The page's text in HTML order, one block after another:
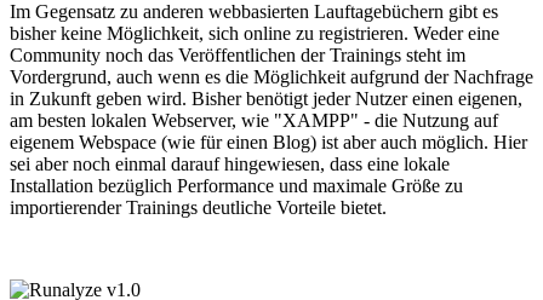
Im Gegensatz zu anderen webbasierten Lauftagebüchern gibt es
bisher keine Möglichkeit, sich online zu registrieren. Weder eine
Community noch das Veröffentlichen der Trainings steht im
Vordergrund, auch wenn es die Möglichkeit aufgrund der Nachfrage
in Zukunft geben wird. Bisher benötigt jeder Nutzer einen eigenen,
am besten lokalen Webserver, wie "XAMPP" - die Nutzung auf
eigenem Webspace (wie für einen Blog) ist aber auch möglich. Hier
sei aber noch einmal darauf hingewiesen, dass eine lokale
Installation bezüglich Performance und maximale Größe zu
importierender Trainings deutliche Vorteile bietet.